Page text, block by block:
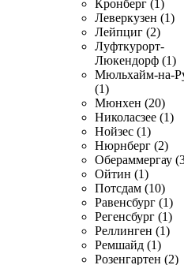
Кронберг (1)
Леверкузен (1)
Лейпциг (2)
Луфткурорт-
Люкендорф (1)
Мюльхайм-на-
(1)
Мюнхен (20)
Николасзее (1)
Нойзес (1)
Нюрнберг (2)
Обераммергау
Ойтин (1)
Потсдам (10)
Равенсбург (1)
Регенсбург (1)
Реллинген (1)
Ремшайд (1)
Розенгартен (2)